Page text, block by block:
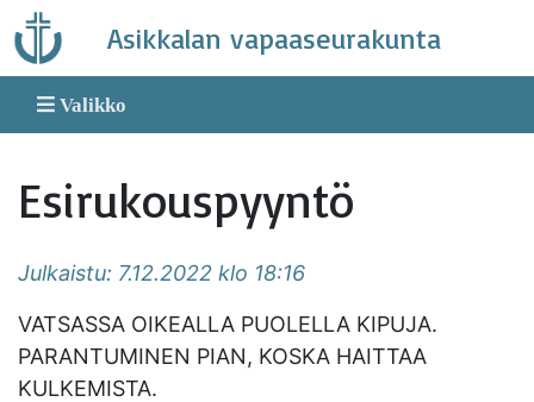
Skip
to
content
Asikkalan vapaaseurakunta
Valikko
Esirukouspyyntö
Julkaistu: 7.12.2022 klo 18:16
VATSASSA OIKEALLA PUOLELLA KIPUJA.
PARANTUMINEN PIAN, KOSKA HAITTAA
KULKEMISTA.